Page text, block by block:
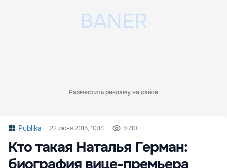
Разместить рекламу на сайте
Publika 22 июня 2015, 10:14 9 710
Кто такая Наталья Герман: